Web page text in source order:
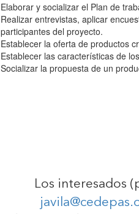
Elaborar y socializar el Plan de
Realizar entrevistas, aplicar
participantes del proyecto.
Establecer la oferta de productos
Establecer las características de
Socializar la propuesta de un
Los interesados